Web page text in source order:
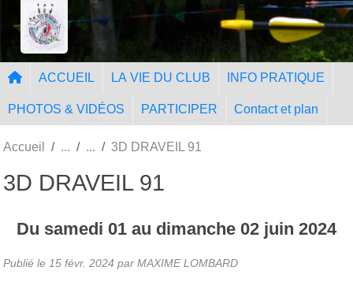
Tir à l'Arc Nangissien
ACCUEIL LA VIE DU CLUB INFO PRATIQUE
PHOTOS & VIDÉOS PARTICIPER Contact et plan
Accueil 3D DRAVEIL 91
3D DRAVEIL 91
Du samedi 01 au dimanche 02 juin 2024
Publié le 15 févr. 2024 par MAXIME LOMBARD
Panneau de gestion des cookies